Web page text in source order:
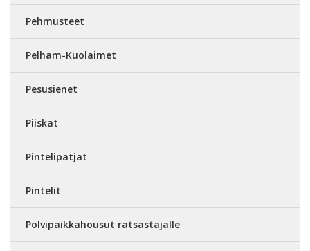
Pehmusteet
Pelham-Kuolaimet
Pesusienet
Piiskat
Pintelipatjat
Pintelit
Polvipaikkahousut ratsastajalle